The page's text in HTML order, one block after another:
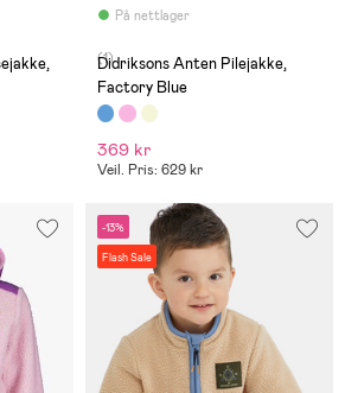
På nettlager
(1)
Didriksons Anten Pilejakke,
Factory Blue
369 kr
Veil. Pris: 629 kr
-13%
Flash Sale